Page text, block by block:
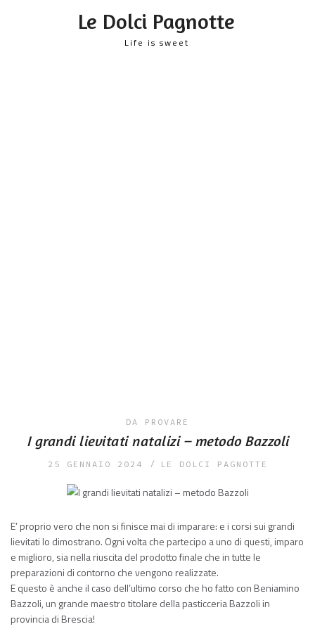
Le Dolci Pagnotte
Life is sweet
DA PROVARE
I grandi lievitati natalizi – metodo Bazzoli
25 GENNAIO 2024 LE DOLCI PAGNOTTE
E’ proprio vero che non si finisce mai di imparare: e i corsi sui grandi
lievitati lo dimostrano. Ogni volta che partecipo a uno di questi, imparo
e miglioro, sia nella riuscita del prodotto finale che in tutte le
preparazioni di contorno che vengono realizzate.
E questo è anche il caso dell’ultimo corso che ho fatto con Beniamino
Bazzoli, un grande maestro titolare della pasticceria Bazzoli in
provincia di Brescia!